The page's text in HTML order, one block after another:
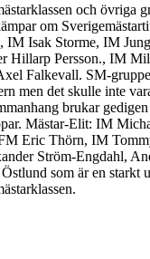
och övriga
om
IM Isak Storme, IM
Hillarp Persson., IM
Falkevall. SM-
men det skulle inte
brukar
Mästar-Elit: IM
Eric Thörn, IM
Ström-Engdahl,
som är en starkt